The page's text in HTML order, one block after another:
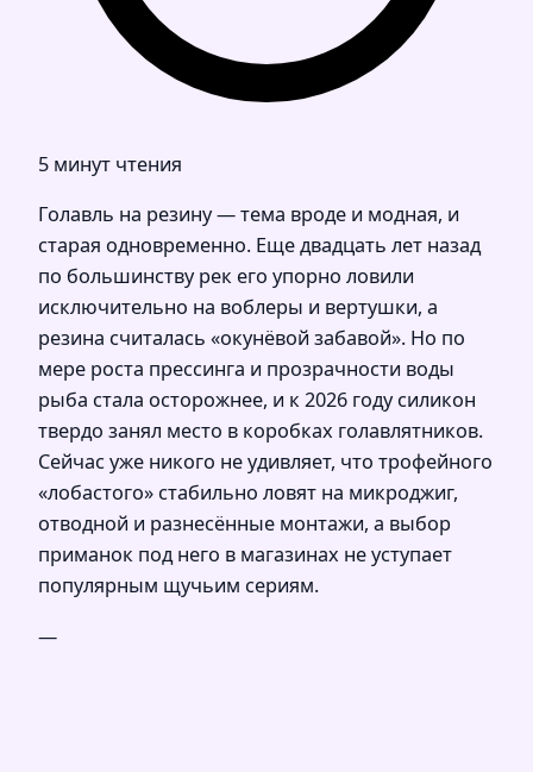
5 минут чтения
Голавль на резину — тема вроде и модная, и
старая одновременно. Еще двадцать лет назад
по большинству рек его упорно ловили
исключительно на воблеры и вертушки, а
резина считалась «окунёвой забавой». Но по
мере роста прессинга и прозрачности воды
рыба стала осторожнее, и к 2026 году силикон
твердо занял место в коробках голавлятников.
Сейчас уже никого не удивляет, что трофейного
«лобастого» стабильно ловят на микроджиг,
отводной и разнесённые монтажи, а выбор
приманок под него в магазинах не уступает
популярным щучьим сериям.
—